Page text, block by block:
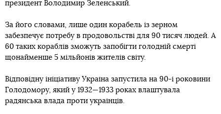
президент Володимир Зеленський.
За його словами, лише один корабель із зерном
забезпечує потребу в продовольстві для 90 тисяч людей. А
60 таких кораблів зможуть запобігти голодній смерті
щонайменше 5 мільйонів жителів світу.
Відповідну ініціативу Україна запустила на 90-і роковини
Голодомору, який у 1932—1933 роках влаштувала
радянська влада проти українців.